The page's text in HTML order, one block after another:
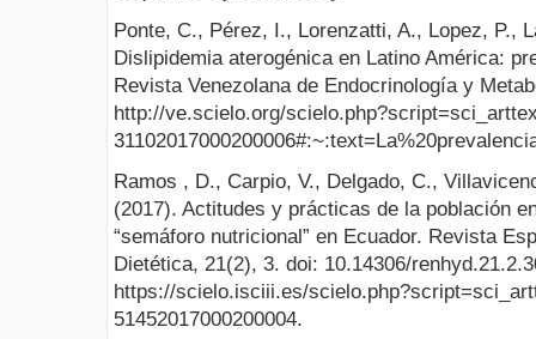
Ponte, C., Pérez, I., Lorenzatti, A., Lopez, P.,
Dislipidemia aterogénica en Latino América:
Revista Venezolana de Endocrinología y
http://ve.scielo.org/
Ramos , D., Carpio, V., Delgado, C.,
(2017). Actitudes y prácticas de la población
“semáforo nutricional” en Ecuador. Revista
Dietética, 21(2), 3. doi: 10.14306/
https://scielo.isciii.es/
51452017000200004.